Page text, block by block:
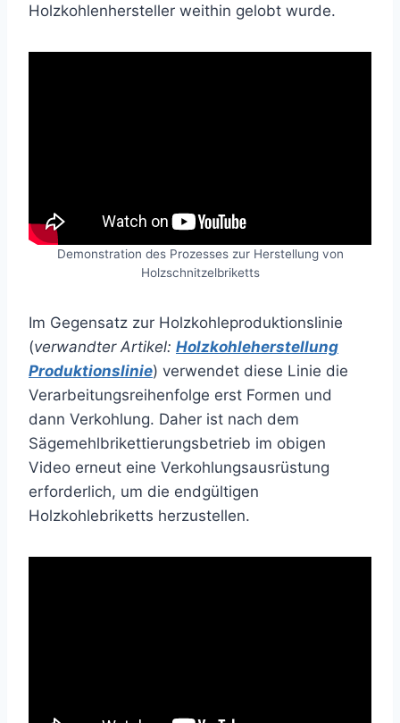
Holzkohlenhersteller weithin gelobt wurde.
Demonstration des Prozesses zur Herstellung von
Holzschnitzelbriketts
Im Gegensatz zur Holzkohleproduktionslinie
(verwandter Artikel: Holzkohleherstellung
Produktionslinie) verwendet diese Linie die
Verarbeitungsreihenfolge erst Formen und
dann Verkohlung. Daher ist nach dem
Sägemehlbrikettierungsbetrieb im obigen
Video erneut eine Verkohlungsausrüstung
erforderlich, um die endgültigen
Holzkohlebriketts herzustellen.